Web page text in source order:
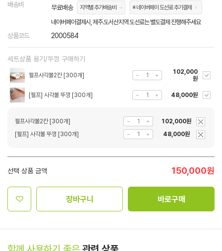
배송비 무료배송 지역별 추가배송비 ※ 네이버페이 도선료 추가결제
네이버페이결제시, 제주.도서산지역 도선료는 별도결제 진행해주세요
상품코드 2000584
세트상품 용기/뚜껑 구매하기
펄프사각볼2칸 [300개]
102,000
원
[펄프] 사각볼 뚜껑 [300개] 48,000원
펄프사각볼2칸 [300개]
102,000원
[펄프] 사각볼 뚜껑 [300개]
48,000원
선택 상품 금액 150,000원
장바구니 바로구매